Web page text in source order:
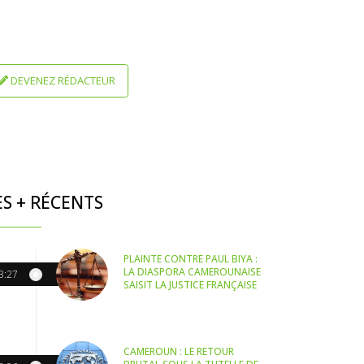
DEVENEZ RÉDACTEUR
+ RÉCENTS
PLAINTE CONTRE PAUL BIYA :
LA DIASPORA CAMEROUNAISE
SAISIT LA JUSTICE FRANÇAISE
CAMEROUN : LE RETOUR